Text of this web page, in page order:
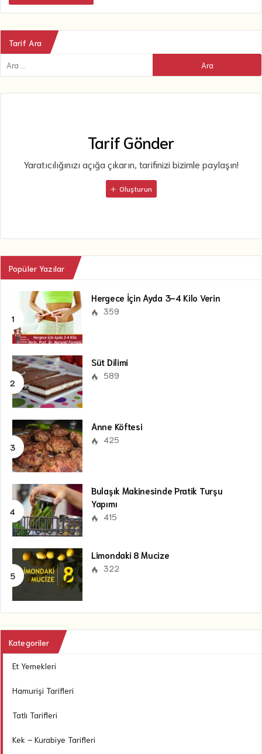
Tarif Ara
Tarif Gönder
Yaratıcılığınızı açığa çıkarın, tarifinizi bizimle paylaşın!
Oluşturun
Popüler Yazılar
Hergece İçin Ayda 3-4 Kilo Verin
359
Süt Dilimi
589
Anne Köftesi
425
Bulaşık Makinesinde Pratik Turşu
Yapımı
415
Limondaki 8 Mucize
322
Kategoriler
Et Yemekleri
Hamurişi Tarifleri
Tatlı Tarifleri
Kek – Kurabiye Tarifleri